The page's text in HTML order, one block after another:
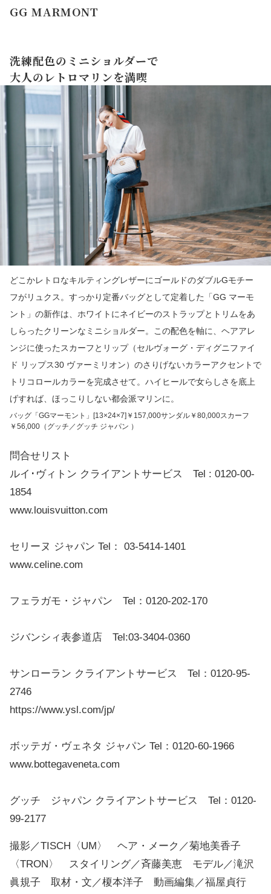
GG MARMONT
洗練配色のミニショルダーで
大人のレトロマリンを満喫
どこかレトロなキルティングレザーにゴールドのダブルGモチー
フがリュクス。すっかり定番バッグとして定着した「GG マーモ
ント」の新作は、ホワイトにネイビーのストラップとトリムをあ
しらったクリーンなミニショルダー。この配色を軸に、ヘアアレ
ンジに使ったスカーフとリップ（セルヴォーグ・ディグニファイ
ド リップス30 ヴァーミリオン）のさりげないカラーアクセントで
トリコロールカラーを完成させて。ハイヒールで女らしさを底上
げすれば、ほっこりしない都会派マリンに。
バッグ「GGマーモント」[13×24×7]￥157,000サンダル￥80,000スカーフ
￥56,000（グッチ／グッチ ジャパン ）
問合せリスト
ルイ･ヴィトン クライアントサービス Tel : 0120-00-
1854
www.louisvuitton.com
セリーヌ ジャパン Tel： 03-5414-1401
www.celine.com
フェラガモ・ジャパン Tel：0120-202-170
ジバンシィ表参道店 Tel:03-3404-0360
サンローラン クライアントサービス Tel：0120-95-
2746
https://www.ysl.com/jp/
ボッテガ・ヴェネタ ジャパン Tel：0120-60-1966
www.bottegaveneta.com
グッチ ジャパン クライアントサービス Tel：0120-
99-2177
撮影／TISCH〈UM〉 ヘア・メーク／菊地美香子
〈TRON〉 スタイリング／斉藤美恵 モデル／滝沢
眞規子 取材・文／榎本洋子 動画編集／福屋貞行